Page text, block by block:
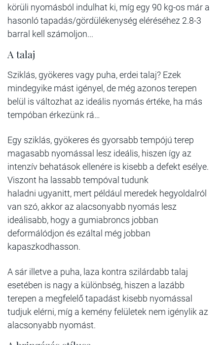
körüli nyomásból indulhat ki, míg egy 90 kg-os már a
hasonló tapadás/gördülékenység eléréséhez 2.8-3
barral kell számoljon...
A talaj
Sziklás, gyökeres vagy puha, erdei talaj? Ezek
mindegyike mást igényel, de még azonos terepen
belül is változhat az ideális nyomás értéke, ha más
tempóban érkezünk rá…
Egy sziklás, gyökeres és gyorsabb tempójú terep
magasabb nyomással lesz ideális, hiszen így az
intenzív behatások ellenére is kisebb a defekt esélye.
Viszont ha lassabb tempóval tudunk
haladni ugyanitt, mert például meredek hegyoldalról
van szó, akkor az alacsonyabb nyomás lesz
ideálisabb, hogy a gumiabroncs jobban
deformálódjon és ezáltal még jobban
kapaszkodhasson.
A sár illetve a puha, laza kontra szilárdabb talaj
esetében is nagy a különbség, hiszen a lazább
terepen a megfelelő tapadást kisebb nyomással
tudjuk elérni, míg a kemény felületek nem igénylik az
alacsonyabb nyomást.